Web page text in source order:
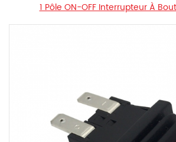
1 Pôle ON-OFF Interrupteur À